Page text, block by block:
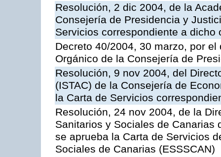
Resolución, 2 dic 2004, de la
Consejería de Presidencia y
Servicios correspondiente a dicho
Decreto 40/2004, 30 marzo, por
Orgánico de la Consejería de
Resolución, 9 nov 2004, del
(ISTAC) de la Consejería de
la Carta de Servicios
Resolución, 24 nov 2004, de la
Sanitarios y Sociales de Canarias
se aprueba la Carta de Servicios
Sociales de Canarias (ESSSCAN)